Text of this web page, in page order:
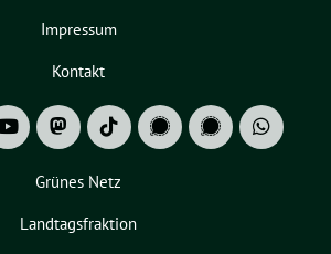
Impressum
Kontakt
Grünes Netz
Landtagsfraktion